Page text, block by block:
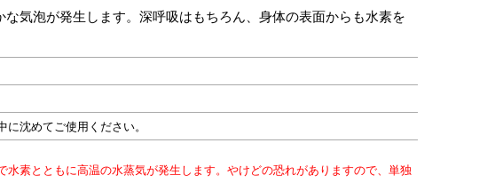
気泡が発生します。深呼吸はもちろん、身体の表面からも水素を
沈めてご使用ください。
素とともに高温の水蒸気が発生します。やけどの恐れがありますので、単独